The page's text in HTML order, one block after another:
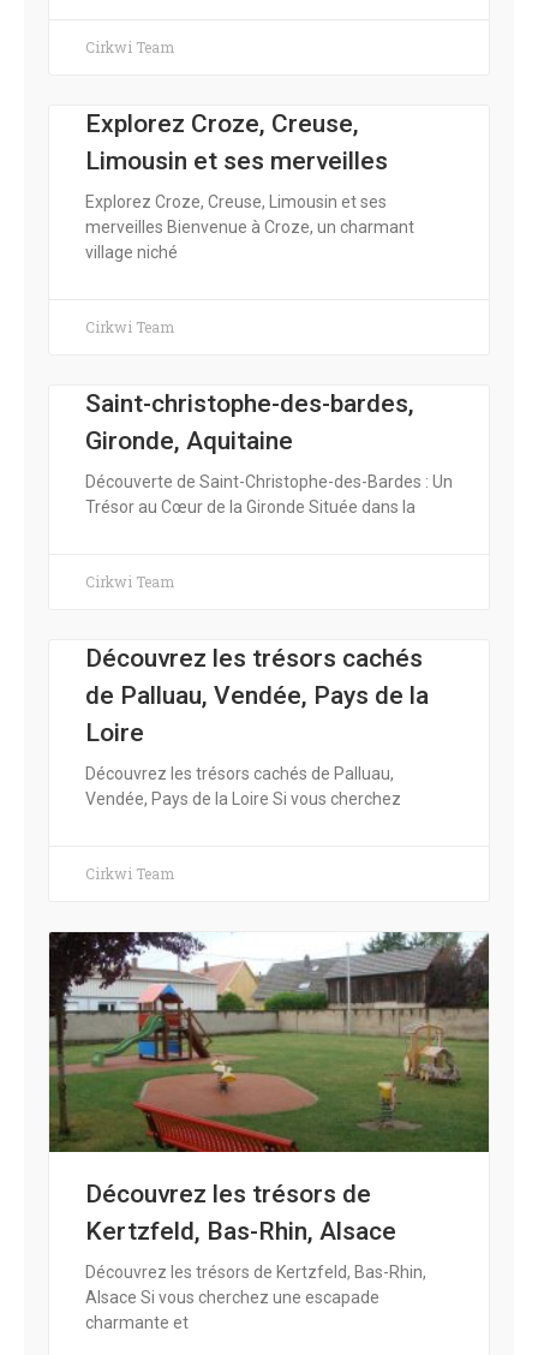
Cirkwi Team
Explorez Croze, Creuse,
Limousin et ses merveilles
Explorez Croze, Creuse, Limousin et ses
merveilles Bienvenue à Croze, un charmant
village niché
Cirkwi Team
Saint-christophe-des-bardes,
Gironde, Aquitaine
Découverte de Saint-Christophe-des-Bardes : Un
Trésor au Cœur de la Gironde Située dans la
Cirkwi Team
Découvrez les trésors cachés
de Palluau, Vendée, Pays de la
Loire
Découvrez les trésors cachés de Palluau,
Vendée, Pays de la Loire Si vous cherchez
Cirkwi Team
Découvrez les trésors de
Kertzfeld, Bas-Rhin, Alsace
Découvrez les trésors de Kertzfeld, Bas-Rhin,
Alsace Si vous cherchez une escapade
charmante et